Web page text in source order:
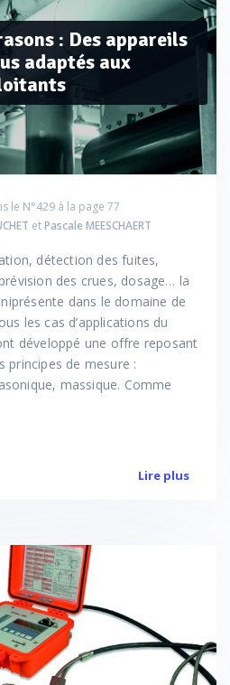
: Des appareils
adaptés aux
le N°429 à la page 77
etPascale MEESCHAERT
détection des fuites,
des crues, dosage… la
dans le domaine de
les cas d’applications du
développé une offre reposant
principes de mesure :
massique. Comme
Lire plus